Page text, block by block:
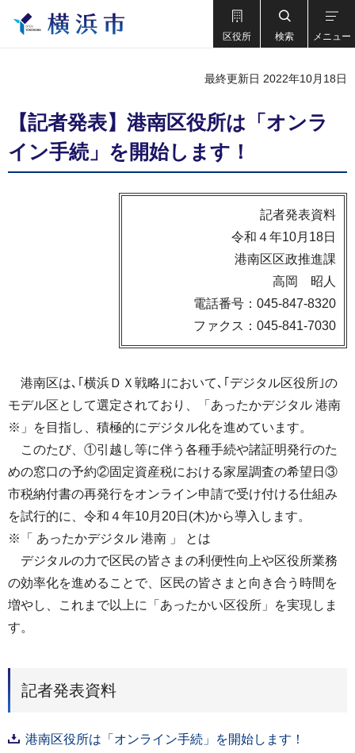
区役所 検索 メニュー
最終更新日 2022年10月18日
【記者発表】港南区役所は「オンラ
イン手続」を開始します！
記者発表資料
令和４年10月18日
港南区区政推進課
高岡 昭人
電話番号：045-847-8320
ファクス：045-841-7030
港南区は､｢横浜ＤＸ戦略｣において､｢デジタル区役所｣の
モデル区として選定されており、「あったかデジタル 港南
※」を目指し、積極的にデジタル化を進めています。
このたび、①引越し等に伴う各種手続や諸証明発行のた
めの窓口の予約②固定資産税における家屋調査の希望日③
市税納付書の再発行をオンライン申請で受け付ける仕組み
を試行的に、令和４年10月20日(木)から導入します。
※「 あったかデジタル 港南 」 とは
デジタルの力で区民の皆さまの利便性向上や区役所業務
の効率化を進めることで、区民の皆さまと向き合う時間を
増やし、これまで以上に「あったかい区役所」を実現しま
す。
記者発表資料
港南区役所は「オンライン手続」を開始します！